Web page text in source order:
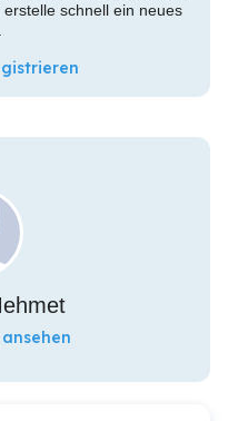
schnell ein neues